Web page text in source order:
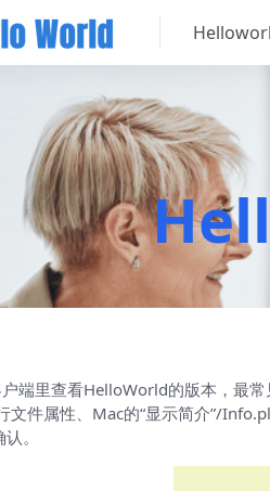
端里查看HelloWorld的版本，最
文件属性、Mac的“显示简介”/
。